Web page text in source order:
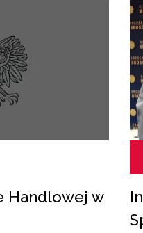
Handlowej w